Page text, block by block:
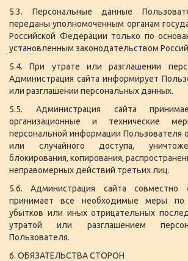
5.3. Персональные данные
переданы уполномоченным органам
Российской Федерации только по
установленным законодательством
5.4. При утрате или разглашении
Администрация сайта информирует
или разглашении персональных данных.
5.5. Администрация сайта
организационные и технические
персональной информации Пользователя
или случайного доступа,
блокирования, копирования,
неправомерных действий третьих лиц.
5.6. Администрация сайта совместно
принимает все необходимые меры по
убытков или иных отрицательных
утратой или разглашением
Пользователя.
6. ОБЯЗАТЕЛЬСТВА СТОРОН